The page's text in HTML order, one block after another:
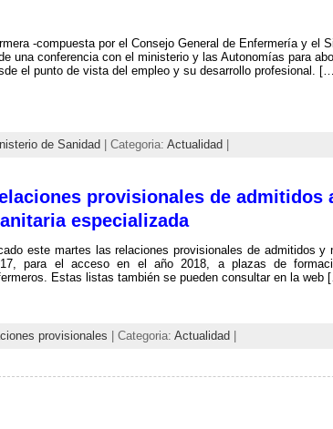
-compuesta por el Consejo General de Enfermería y el
una conferencia con el ministerio y las Autonomías para
el punto de vista del empleo y su desarrollo profesional.
de Sanidad| Categoria: Actualidad|
provisionales de admitidos
especializada
este martes las relaciones provisionales de admitidos y
para el acceso en el año 2018, a plazas de
Estas listas también se pueden consultar en la web
provisionales | Categoria: Actualidad